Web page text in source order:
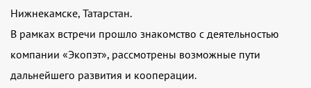
Нижнекамске, Татарстан.
В рамках встречи прошло знакомство с деятельностью
компании «Экопэт», рассмотрены возможные пути
дальнейшего развития и кооперации.